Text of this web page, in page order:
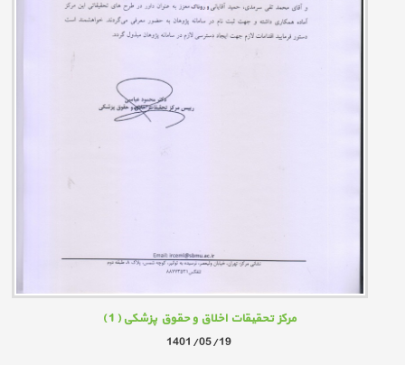
مرکز تحقیقات اخلاق و حقوق پزشکی( 1 )
1401/05/19